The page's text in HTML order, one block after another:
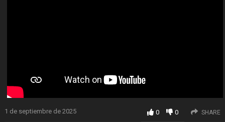
1 de septiembre de 2025 0 0 SHARE